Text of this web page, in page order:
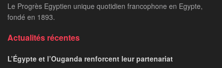
Le Progrès Egyptien unique quotidien francophone en Egypte,
fondé en 1893.
Actualités récentes
L’Égypte et l’Ouganda renforcent leur partenariat